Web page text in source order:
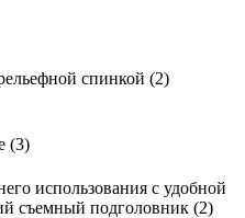
спинкой (2)
(3)
использования с удобной
съемный подголовник (2)